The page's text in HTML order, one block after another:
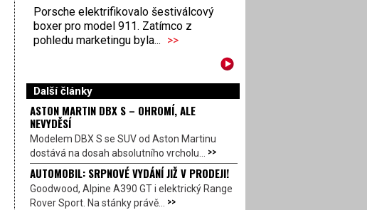
Porsche elektrifikovalo šestiválcový
boxer pro model 911. Zatímco z
pohledu marketingu byla... >>
Další články
ASTON MARTIN DBX S – OHROMÍ, ALE
NEVYDĚSÍ
Modelem DBX S se SUV od Aston Martinu
dostává na dosah absolutního vrcholu... >>
AUTOMOBIL: SRPNOVÉ VYDÁNÍ JIŽ V PRODEJI!
Goodwood, Alpine A390 GT i elektrický Range
Rover Sport. Na stánky právě... >>